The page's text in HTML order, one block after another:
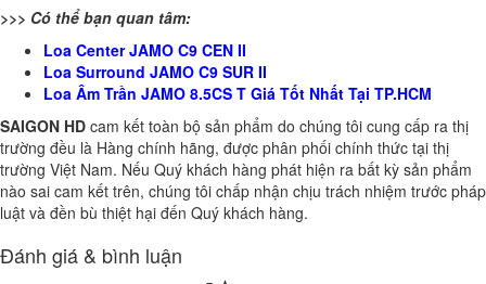
>>> Có thể bạn quan tâm:
Loa Center JAMO C9 CEN II
Loa Surround JAMO C9 SUR II
Loa Âm Trần JAMO 8.5CS T Giá Tốt Nhất Tại TP.HCM
SAIGON HD cam kết toàn bộ sản phẩm do chúng tôi cung cấp ra thị
trường đều là Hàng chính hãng, được phân phối chính thức tại thị
trường Việt Nam. Nếu Quý khách hàng phát hiện ra bất kỳ sản phẩm
nào sai cam kết trên, chúng tôi chấp nhận chịu trách nhiệm trước pháp
luật và đền bù thiệt hại đến Quý khách hàng.
Đánh giá & bình luận